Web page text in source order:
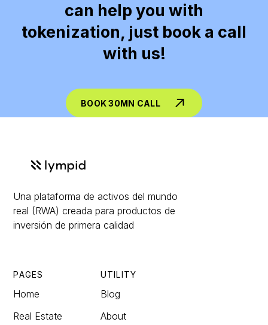
can help you with
tokenization, just book a call
with us!
BOOK 30MN CALL
Una plataforma de activos del mundo
real (RWA) creada para productos de
inversión de primera calidad
PAGES
Home
Real Estate
UTILITY
Blog
About